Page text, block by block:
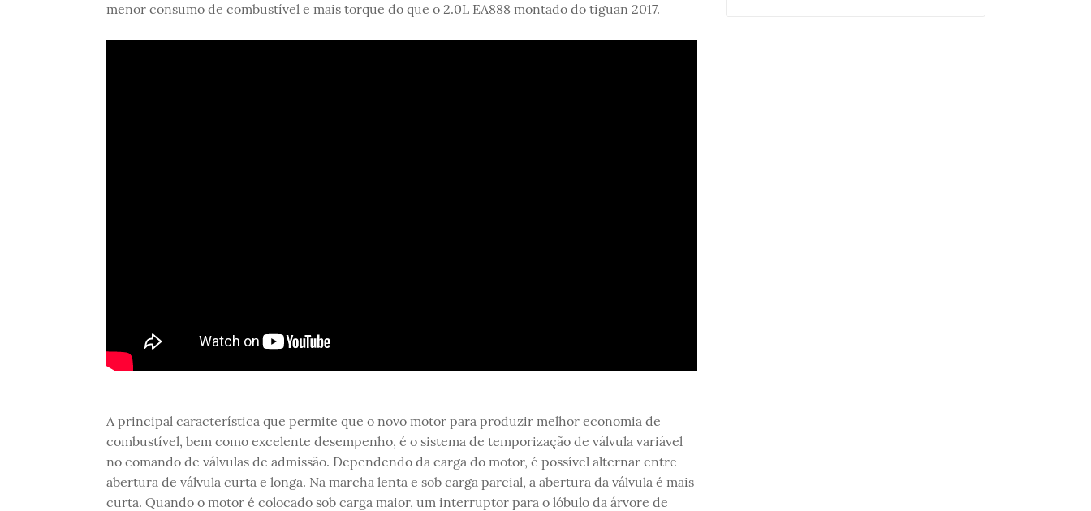
menor consumo de combustível e mais torque do que o 2.0L EA888 montado do tiguan 2017.
A principal característica que permite que o novo motor para produzir melhor economia de
combustível, bem como excelente desempenho, é o sistema de temporização de válvula variável
no comando de válvulas de admissão. Dependendo da carga do motor, é possível alternar entre
abertura de válvula curta e longa. Na marcha lenta e sob carga parcial, a abertura da válvula é mais
curta. Quando o motor é colocado sob carga maior, um interruptor para o lóbulo da árvore de